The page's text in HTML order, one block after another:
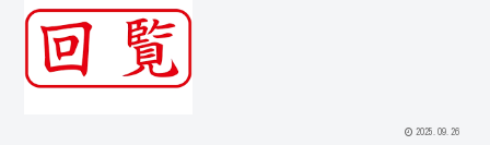
2025.09.26